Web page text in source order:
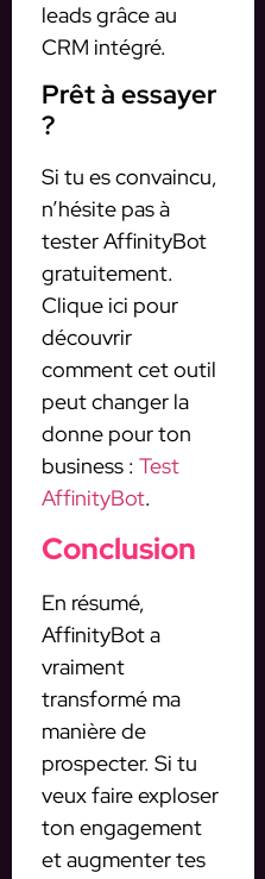
leads grâce au
CRM intégré.
Prêt à essayer
?
Si tu es convaincu,
n’hésite pas à
tester AffinityBot
gratuitement.
Clique ici pour
découvrir
comment cet outil
peut changer la
donne pour ton
business : Test
AffinityBot.
Conclusion
En résumé,
AffinityBot a
vraiment
transformé ma
manière de
prospecter. Si tu
veux faire exploser
ton engagement
et augmenter tes